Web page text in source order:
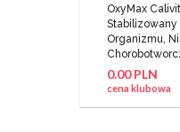
OxyMax
Organizmu,
0.00 PLN
cena klubowa